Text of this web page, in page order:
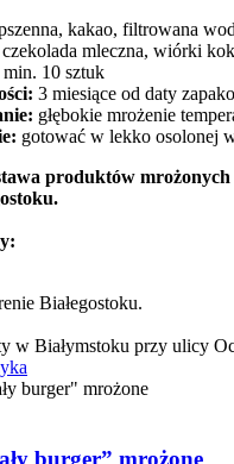
kakao, filtrowana
mleczna, wiórki
min. 10 sztuk
3 miesiące od daty
głębokie mrożenie
gotować w lekko osolonej
produktów
Białegostoku.
w Białymstoku przy ulicy